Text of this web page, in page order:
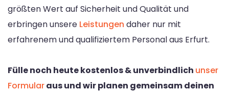
größten Wert auf Sicherheit und Qualität und
erbringen unsere Leistungen daher nur mit
erfahrenem und qualifiziertem Personal aus Erfurt.
Fülle noch heute kostenlos & unverbindlich unser
Formularaus und wir planen gemeinsam deinen